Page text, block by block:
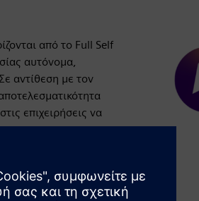
από το Full Self
αυτόνομα,
αντίθεση με τον
επιχειρήσεις να